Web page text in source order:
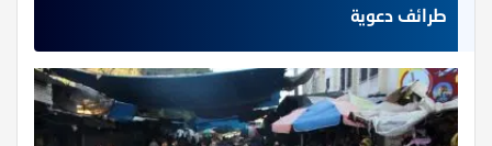
طرائف دعوية